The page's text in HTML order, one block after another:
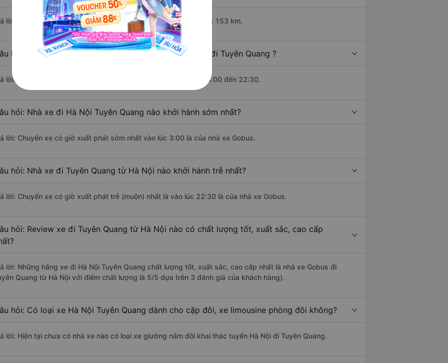
lời: Đoạn đường đi Tuyên Quang từ Hà Nội có chiều dài khoảng 153 km.
hỏi: Mỗi ngày có bao nhiêu chuyến xe khách Hà Nội đi Tuyên Quang ?
lời: Trung bình mỗi ngày có khoảng 41 chuyến xe bắt đầu từ 3:00 đến 22:30.
hỏi: Nhà xe đi Hà Nội Tuyên Quang nào khởi hành sớm nhất?
lời: Chuyến xe có giờ xuất phát sớm nhất vào lúc 3:00 là của nhà xe Gobus.
hỏi: Nhà xe đi Tuyên Quang từ Hà Nội nào khởi hành trễ nhất?
lời: Chuyến xe có giờ xuất phát trễ (muộn) nhất là vào lúc 22:30 là của nhà xe Gobus.
hỏi: Review xe đi Tuyên Quang từ Hà Nội nào có chất lượng tốt, xuất sắc, cao cấp
lời: Những hãng xe đi Hà Nội Tuyên Quang chất lượng tốt, xuất sắc, cao cấp nhất là nhà xe Gobus đi
Quang từ Hà Nội với điểm chất lượng là 5/5 dựa trên 3 đánh giá của khách hàng).
hỏi: Có loại xe Hà Nội Tuyên Quang dành cho cặp đôi, xe limousine phòng đôi không?
lời: Hiện tại chưa có nhà xe nào có loại xe giường nằm đôi khai thác tuyến Hà Nội đi Tuyên Quang.